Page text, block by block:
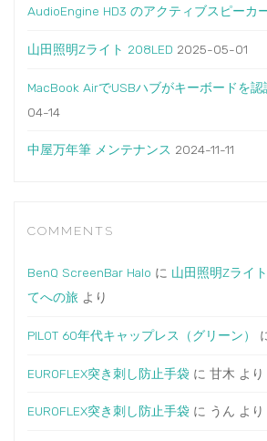
AudioEngine HD3 のアクティブスピーカ
山田照明Zライト 208LED 2025-05-01
MacBook AirでUSBハブがキーボードを
04-14
中屋万年筆 メンテナンス 2024-11-11
COMMENTS
BenQ ScreenBar Halo に 山田照明Zライ
てへの旅 より
PILOT 60年代キャップレス（グリーン）
EUROFLEX突き刺し防止手袋 に甘木 より
EUROFLEX突き刺し防止手袋 に うん より